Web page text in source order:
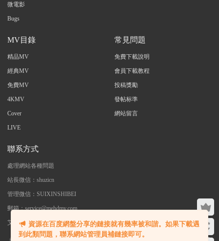
微電影
Bugs
MV目錄
精品MV
經典MV
免費MV
4KMV
Cover
LIVE
常見問題
免費下載說明
會員下載教程
投稿獎勵
發帖标準
網站留言
聯系方式
處理網站各種問題
站長微信：shuzicn
管理微信：SUIXINSHIBEI
郵箱：service@mehdmv.com
艾木微 - 專注高清無水印MV分享下載
資源在百度網盤分享的鏈接就有幾率被和諧。如果下載遇
到此類問題，聯系網站管理員補鏈接即可。